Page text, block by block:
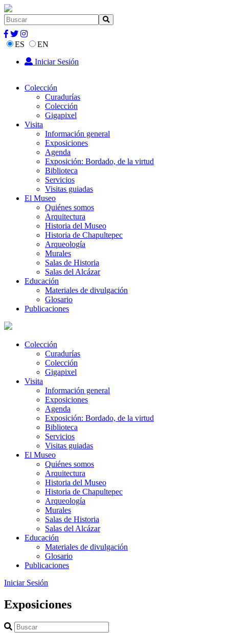
ES
EN
Iniciar Sesión
Colección
Curadurías
Colección
Gigapixel
Visita
Información general
Exposiciones
Agenda
Exposición: Bordado, de la virtud
Biblioteca
Servicios
Visitas guiadas
El Museo
Quiénes somos
Arquitectura
Historia del Museo
Historia de Chapultepec
Arqueología
Murales
Salas de Historia
Salas del Alcázar
Educación
Materiales de divulgación
Glosario
Publicaciones
Colección
Curadurías
Colección
Gigapixel
Visita
Información general
Exposiciones
Agenda
Exposición: Bordado, de la virtud
Biblioteca
Servicios
Visitas guiadas
El Museo
Quiénes somos
Arquitectura
Historia del Museo
Historia de Chapultepec
Arqueología
Murales
Salas de Historia
Salas del Alcázar
Educación
Materiales de divulgación
Glosario
Publicaciones
Iniciar Sesión
Exposiciones